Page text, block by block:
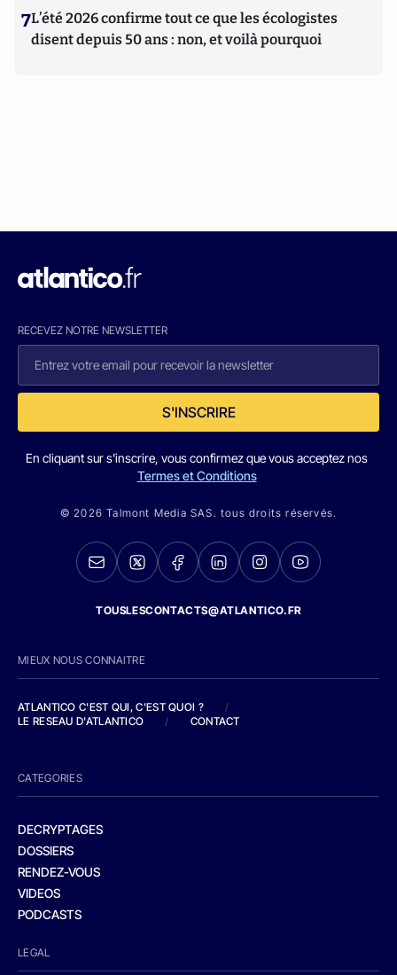
7L’été 2026 confirme tout ce que les écologistes
disent depuis 50 ans : non, et voilà pourquoi
RECEVEZ NOTRE NEWSLETTER
S'INSCRIRE
En cliquant sur s'inscrire, vous confirmez que vous acceptez nos
Termes et Conditions
© 2026 Talmont Media SAS. tous droits réservés.
TOUSLESCONTACTS@ATLANTICO.FR
MIEUX NOUS CONNAITRE
ATLANTICO C'EST QUI, C'EST QUOI ?
/
LE RESEAU D'ATLANTICO
/ CONTACT
CATEGORIES
DECRYPTAGES
DOSSIERS
RENDEZ-VOUS
VIDEOS
PODCASTS
LEGAL